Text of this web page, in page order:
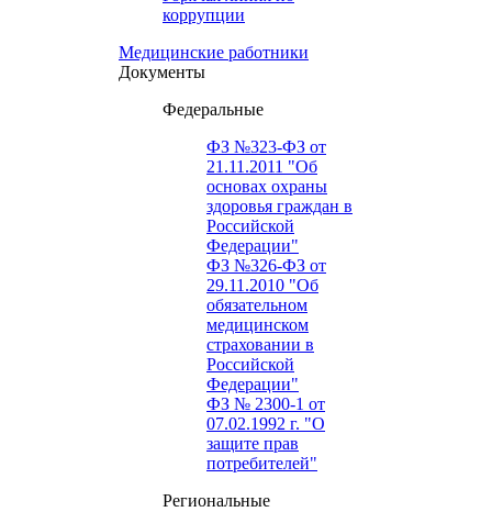
коррупции
Медицинские работники
Документы
Федеральные
ФЗ №323-ФЗ от
21.11.2011 "Об
основах охраны
здоровья граждан в
Российской
Федерации"
ФЗ №326-ФЗ от
29.11.2010 "Об
обязательном
медицинском
страховании в
Российской
Федерации"
ФЗ № 2300-1 от
07.02.1992 г. "О
защите прав
потребителей"
Региональные